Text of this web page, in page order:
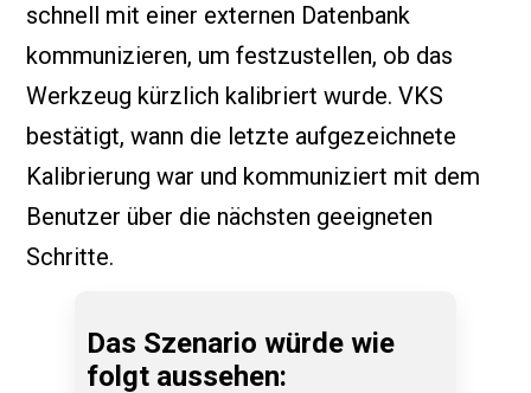
schnell mit einer externen Datenbank
kommunizieren, um festzustellen, ob das
Werkzeug kürzlich kalibriert wurde. VKS
bestätigt, wann die letzte aufgezeichnete
Kalibrierung war und kommuniziert mit dem
Benutzer über die nächsten geeigneten
Schritte.
Das Szenario würde wie
folgt aussehen: